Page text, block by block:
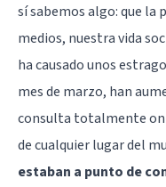
sí sabemos algo: que la
medios, nuestra vida
ha causado unos
mes de marzo, han
consulta totalmente
de cualquier lugar del
estaban a punto de